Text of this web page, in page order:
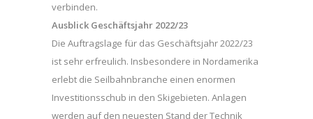
verbinden.
Ausblick Geschäftsjahr 2022/23
Die Auftragslage für das Geschäftsjahr 2022/23
ist sehr erfreulich. Insbesondere in Nordamerika
erlebt die Seilbahnbranche einen enormen
Investitionsschub in den Skigebieten. Anlagen
werden auf den neuesten Stand der Technik